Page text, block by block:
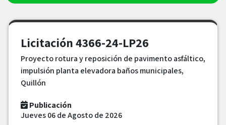
Licitación 4366-24-LP26
Proyecto rotura y reposición de pavimento asfáltico,
impulsión planta elevadora baños municipales,
Quillón
Publicación
Jueves 06 de Agosto de 2026